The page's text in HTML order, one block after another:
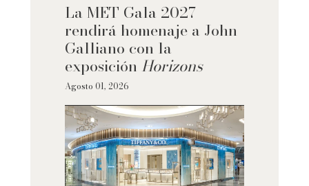
La MET Gala 2027
rendirá homenaje a John
Galliano con la
exposición Horizons
Agosto 01, 2026